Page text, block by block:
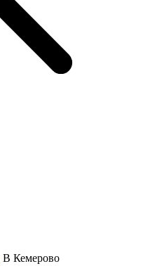
В Кемерово